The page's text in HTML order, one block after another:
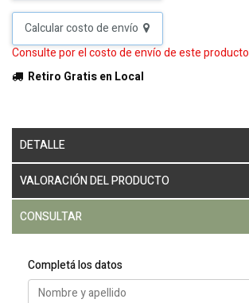
Calcular costo de envío
Consulte por el costo de envío de este producto
Retiro Gratis en Local
DETALLE
VALORACIÓN DEL PRODUCTO
CONSULTAR
Completá los datos